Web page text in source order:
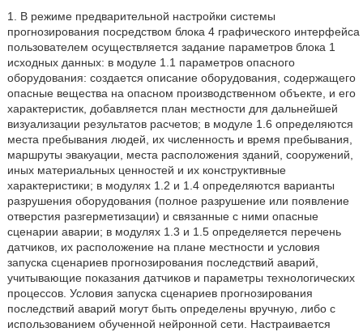
1. В режиме предварительной настройки системы
прогнозирования посредством блока 4 графического интерфейса
пользователем осуществляется задание параметров блока 1
исходных данных: в модуле 1.1 параметров опасного
оборудования: создается описание оборудования, содержащего
опасные вещества на опасном производственном объекте, и его
характеристик, добавляется план местности для дальнейшей
визуализации результатов расчетов; в модуле 1.6 определяются
места пребывания людей, их численность и время пребывания,
маршруты эвакуации, места расположения зданий, сооружений,
иных материальных ценностей и их конструктивные
характеристики; в модулях 1.2 и 1.4 определяются варианты
разрушения оборудования (полное разрушение или появление
отверстия разгерметизации) и связанные с ними опасные
сценарии аварии; в модулях 1.3 и 1.5 определяется перечень
датчиков, их расположение на плане местности и условия
запуска сценариев прогнозирования последствий аварий,
учитывающие показания датчиков и параметры технологических
процессов. Условия запуска сценариев прогнозирования
последствий аварий могут быть определены вручную, либо с
использованием обученной нейронной сети. Настраивается